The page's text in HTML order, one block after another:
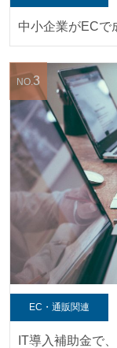
中小企業がECで
EC・通販関連
IT導入補助金で
NO. 3